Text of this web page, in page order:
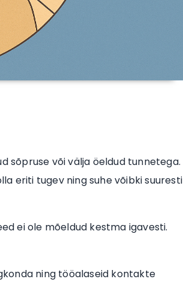
sõpruse või välja öeldud tunnetega.
eriti tugev ning suhe võibki suuresti
ei ole mõeldud kestma igavesti.
ning tööalaseid kontakte